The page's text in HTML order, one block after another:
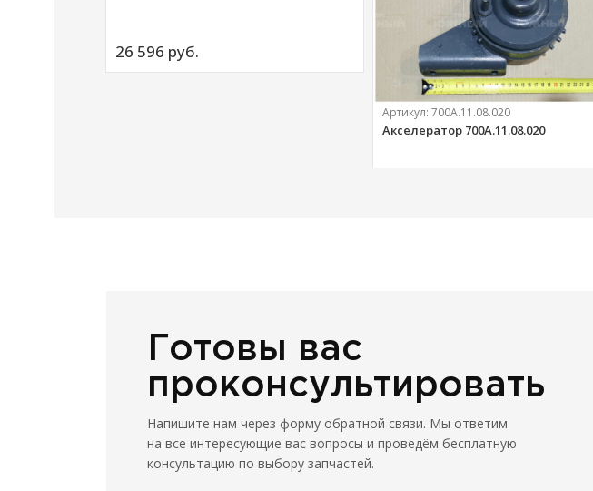
26 596 руб.
Артикул:700А.11.08.020
Акселератор 700А.11.08.020
Готовы вас
проконсультировать
Напишите нам через форму обратной связи. Мы ответим
на все интересующие вас вопросы и проведём бесплатную
консультацию по выбору запчастей.